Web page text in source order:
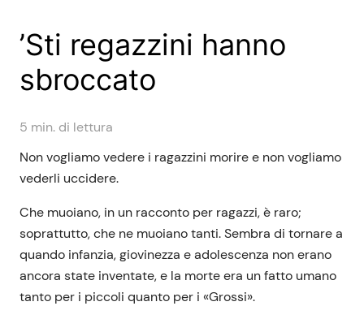
’Sti regazzini hanno
sbroccato
5 min. di lettura
Non vogliamo vedere i ragazzini morire e non vogliamo
vederli uccidere.
Che muoiano, in un racconto per ragazzi, è raro;
soprattutto, che ne muoiano tanti. Sembra di tornare a
quando infanzia, giovinezza e adolescenza non erano
ancora state inventate, e la morte era un fatto umano
tanto per i piccoli quanto per i «Grossi».